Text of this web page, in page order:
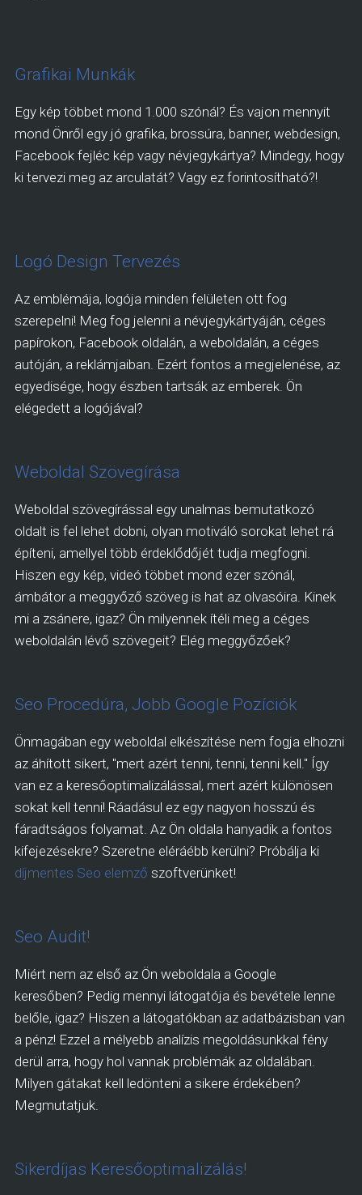
Grafikai Munkák
Egy kép többet mond 1.000 szónál? És vajon mennyit
mond Önről egy jó grafika, brossúra, banner, webdesign,
Facebook fejléc kép vagy névjegykártya? Mindegy, hogy
ki tervezi meg az arculatát? Vagy ez forintosítható?!
Logó Design Tervezés
Az emblémája, logója minden felületen ott fog
szerepelni! Meg fog jelenni a névjegykártyáján, céges
papírokon, Facebook oldalán, a weboldalán, a céges
autóján, a reklámjaiban. Ezért fontos a megjelenése, az
egyedisége, hogy észben tartsák az emberek. Ön
elégedett a logójával?
Weboldal Szövegírása
Weboldal szövegírással egy unalmas bemutatkozó
oldalt is fel lehet dobni, olyan motiváló sorokat lehet rá
építeni, amellyel több érdeklődőjét tudja megfogni.
Hiszen egy kép, videó többet mond ezer szónál,
ámbátor a meggyőző szöveg is hat az olvasóira. Kinek
mi a zsánere, igaz? Ön milyennek ítéli meg a céges
weboldalán lévő szövegeit? Elég meggyőzőek?
Seo Procedúra, Jobb Google Pozíciók
Önmagában egy weboldal elkészítése nem fogja elhozni
az áhított sikert, "mert azért tenni, tenni, tenni kell." Így
van ez a keresőoptimalizálással, mert azért különösen
sokat kell tenni! Ráadásul ez egy nagyon hosszú és
fáradtságos folyamat. Az Ön oldala hanyadik a fontos
kifejezésekre? Szeretne eléráébb kerülni? Próbálja ki
díjmentes Seo elemző szoftverünket!
Seo Audit!
Miért nem az első az Ön weboldala a Google
keresőben? Pedig mennyi látogatója és bevétele lenne
belőle, igaz? Hiszen a látogatókban az adatbázisban van
a pénz! Ezzel a mélyebb analízis megoldásunkkal fény
derül arra, hogy hol vannak problémák az oldalában.
Milyen gátakat kell ledönteni a sikere érdekében?
Megmutatjuk.
Sikerdíjas Keresőoptimalizálás!